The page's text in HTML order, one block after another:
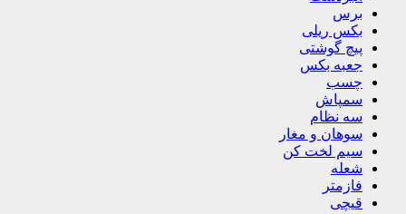
برس
بکس ریلی
پیچ گوشتی
جعبه بکس
چسب
سمپاش
سه نظام
سوهان و مغار
سیم لخت کن
شعله
فازمتر
قیچی